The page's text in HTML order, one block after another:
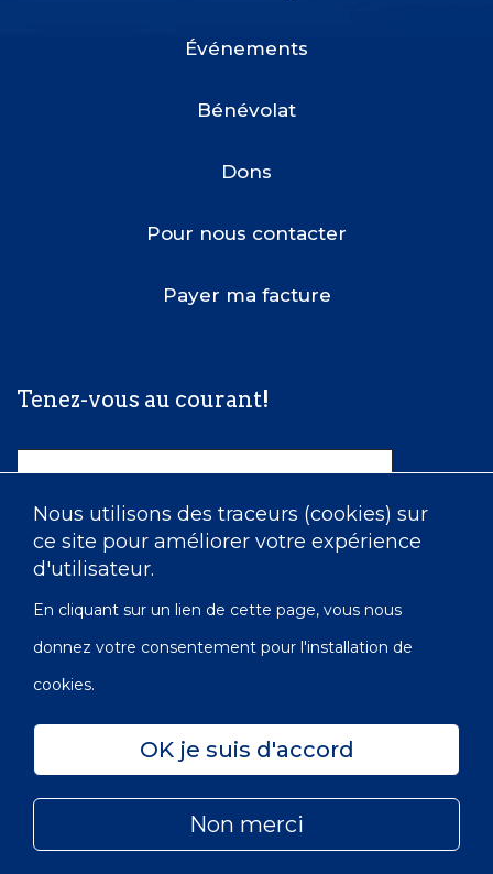
Nous utilisons des traceurs (cookies) sur
ce site pour améliorer votre expérience
d'utilisateur.
En cliquant sur un lien de cette page, vous nous
donnez votre consentement pour l'installation de
cookies.
OK je suis d'accord
Non merci
Événements
Bénévolat
Dons
Pour nous contacter
Payer ma facture
Tenez-vous au courant!
Nom
Courriel
Confidentialité Accessibilité Carte du site
© 2022 Les Infirmières de l’Ordre de Victoria du Canada |